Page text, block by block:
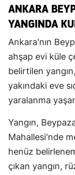
ANKARA
YANGINDA
Ankara'nın
ahşap evi küle
belirtilen
yakındaki eve
yaralanma
Yangın,
Mahallesi'nde
henüz
çıkan yangın,